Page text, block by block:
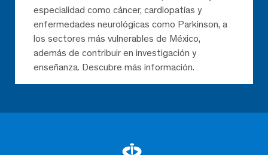
especialidad como cáncer, cardiopatías y
enfermedades neurológicas como Parkinson, a
los sectores más vulnerables de México,
además de contribuir en investigación y
enseñanza. Descubre más información.